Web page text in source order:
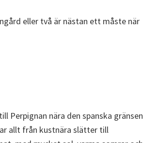
eller två är nästan ett måste när
Perpignan nära den spanska gränsen
allt från kustnära slätter till